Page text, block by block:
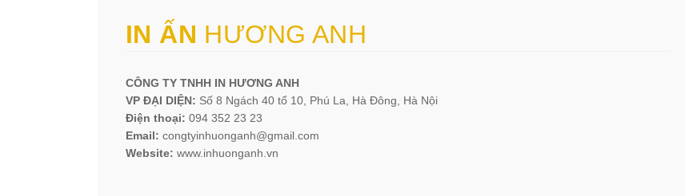
IN ẤN HƯƠNG ANH
CÔNG TY TNHH IN HƯƠNG ANH
VP ĐẠI DIỆN: Số 8 Ngách 40 tổ 10, Phú La, Hà Đông, Hà Nội
Điện thoại: 094 352 23 23
Email: congtyinhuonganh@gmail.com
Website: www.inhuonganh.vn